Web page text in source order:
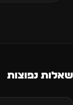
שאלות נפוצות